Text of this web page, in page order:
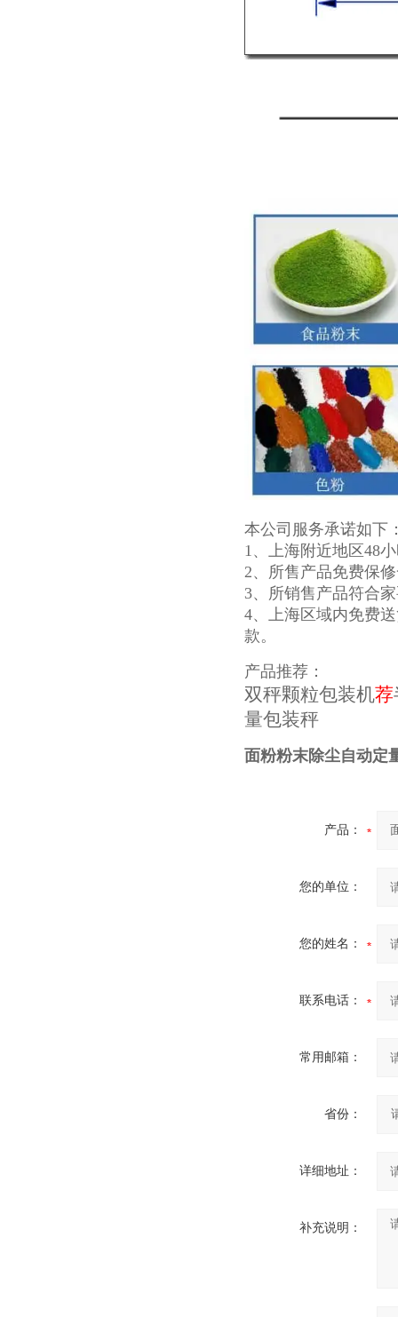
本公司服务承诺如下
1、上海附近地区48
2、所售产品免费保
3、所销售产品符合
4、上海区域内免费
款。
产品推荐：
双秤颗粒包装机荐
量包装秤
面粉粉末除尘自动定
产品：
您的单位：
您的姓名：
联系电话：
常用邮箱：
省份：
详细地址：
补充说明：